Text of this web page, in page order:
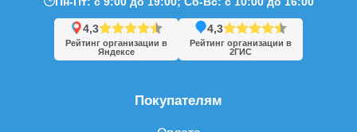
Покупателям
4,3
Рейтинг организации в
Яндексе
4,3
Рейтинг организации в
2ГИС